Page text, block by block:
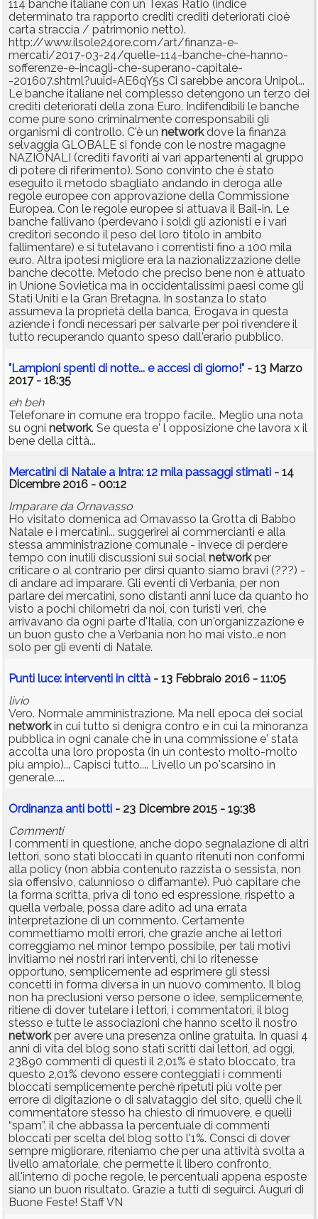
114 banche italiane con un Texas Ratio (indice
determinato tra rapporto crediti crediti deteriorati cioè
carta straccia / patrimonio netto).
http://www.ilsole24ore.com/art/finanza-e-
mercati/2017-03-24/quelle-114-banche-che-hanno-
sofferenze-e-incagli-che-superano-capitale-
-201607.shtml?uuid=AE6qY5s Ci sarebbe ancora Unipol...
Le banche italiane nel complesso detengono un terzo dei
crediti deteriorati della zona Euro. Indifendibili le banche
come pure sono criminalmente corresponsabili gli
organismi di controllo. C'è un networkdove la finanza
selvaggia GLOBALE si fonde con le nostre magagne
NAZIONALI (crediti favoriti ai vari appartenenti al gruppo
di potere di riferimento). Sono convinto che è stato
eseguito il metodo sbagliato andando in deroga alle
regole europee con approvazione della Commissione
Europea. Con le regole europee si attuava il Bail-in. Le
banche fallivano (perdevano i soldi gli azionisti e i vari
creditori secondo il peso del loro titolo in ambito
fallimentare) e si tutelavano i correntisti fino a 100 mila
euro. Altra ipotesi migliore era la nazionalizzazione delle
banche decotte. Metodo che preciso bene non è attuato
in Unione Sovietica ma in occidentalissimi paesi come gli
Stati Uniti e la Gran Bretagna. In sostanza lo stato
assumeva la proprietà della banca, Erogava in questa
aziende i fondi necessari per salvarle per poi rivendere il
tutto recuperando quanto speso dall'erario pubblico.
"Lampioni spenti di notte... e accesi di giorno!" - 13 Marzo
2017 - 18:35
eh beh
Telefonare in comune era troppo facile.. Meglio una nota
su ogni network. Se questa e' l opposizione che lavora x il
bene della città...
Mercatini di Natale a Intra: 12 mila passaggi stimati - 14
Dicembre 2016 - 00:12
Imparare da Ornavasso
Ho visitato domenica ad Ornavasso la Grotta di Babbo
Natale e i mercatini... suggerirei ai commercianti e alla
stessa amministrazione comunale - invece di perdere
tempo con inutili discussioni sui social networkper
criticare o al contrario per dirsi quanto siamo bravi (???) -
di andare ad imparare. Gli eventi di Verbania, per non
parlare dei mercatini, sono distanti anni luce da quanto ho
visto a pochi chilometri da noi, con turisti veri, che
arrivavano da ogni parte d'Italia, con un'organizzazione e
un buon gusto che a Verbania non ho mai visto..e non
solo per gli eventi di Natale.
Punti luce: interventi in città - 13 Febbraio 2016 - 11:05
livio
Vero. Normale amministrazione. Ma nell epoca dei social
networkin cui tutto si denigra contro e in cui la minoranza
pubblica in ogni canale che in una commissione e' stata
accolta una loro proposta (in un contesto molto-molto
piu ampio)... Capisci tutto.... Livello un po'scarsino in
generale.....
Ordinanza anti botti - 23 Dicembre 2015 - 19:38
Commenti
I commenti in questione, anche dopo segnalazione di altri
lettori, sono stati bloccati in quanto ritenuti non conformi
alla policy (non abbia contenuto razzista o sessista, non
sia offensivo, calunnioso o diffamante). Può capitare che
la forma scritta, priva di tono ed espressione, rispetto a
quella verbale, possa dare adito ad una errata
interpretazione di un commento. Certamente
commettiamo molti errori, che grazie anche ai lettori
correggiamo nel minor tempo possibile, per tali motivi
invitiamo nei nostri rari interventi, chi lo ritenesse
opportuno, semplicemente ad esprimere gli stessi
concetti in forma diversa in un nuovo commento. Il blog
non ha preclusioni verso persone o idee, semplicemente,
ritiene di dover tutelare i lettori, i commentatori, il blog
stesso e tutte le associazioni che hanno scelto il nostro
networkper avere una presenza online gratuita. In quasi 4
anni di vita del blog sono stati scritti dai lettori, ad oggi,
23890 commenti di questi il 2,01% è stato bloccato, tra
questo 2,01% devono essere conteggiati i commenti
bloccati semplicemente perchè ripetuti più volte per
errore di digitazione o di salvataggio del sito, quelli che il
commentatore stesso ha chiesto di rimuovere, e quelli
“spam”, il che abbassa la percentuale di commenti
bloccati per scelta del blog sotto l'1%. Consci di dover
sempre migliorare, riteniamo che per una attività svolta a
livello amatoriale, che permette il libero confronto,
all'interno di poche regole, le percentuali appena esposte
siano un buon risultato. Grazie a tutti di seguirci. Auguri di
Buone Feste! Staff VN